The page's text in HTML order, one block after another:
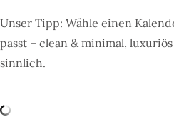
Unser Tipp: Wähle einen
passt – clean & minimal,
sinnlich.